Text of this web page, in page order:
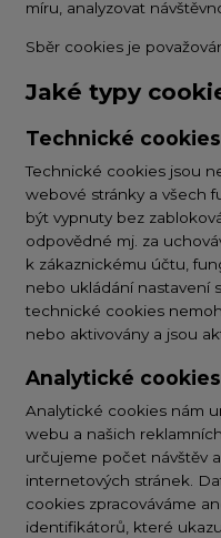
míru, analyzovat
Sběr cookies je
Jaké typy
Technické cookies
Technické cookies jsou
webové stránky a všech
být vypnuty bez
odpovědné mj. za
k zákaznickému účtu,
nebo ukládání nastavení
technické cookies
nebo aktivovány a jsou
Analytické cookies
Analytické cookies nám
webu a našich
určujeme počet návštěv
internetových stránek.
cookies zpracováváme
identifikátorů, které